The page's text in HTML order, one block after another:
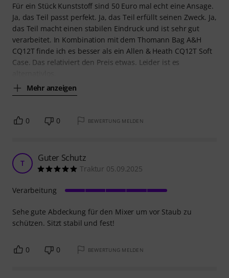
Für ein Stück Kunststoff sind 50 Euro mal echt eine Ansage.
Ja, das Teil passt perfekt. Ja, das Teil erfüllt seinen Zweck. Ja,
das Teil macht einen stabilen Eindruck und ist sehr gut
verarbeitet. In Kombination mit dem Thomann Bag A&H
CQ12T finde ich es besser als ein Allen & Heath CQ12T Soft
Case. Das relativiert den Preis etwas. Leider ist es
Mehr anzeigen
0 0 BEWERTUNG MELDEN
T Guter Schutz
Traktur 05.09.2025
Sehe gute Abdeckung für den Mixer um vor Staub zu
schützen. Sitzt stabil und fest!
Verarbeitung
0 0 BEWERTUNG MELDEN